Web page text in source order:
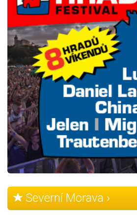
Severní Morava ›